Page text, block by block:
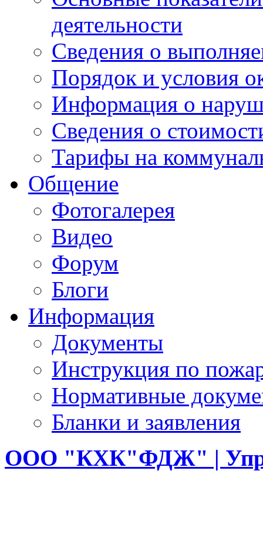
деятельности
Сведения о
Порядок и условия
Информация о
Сведения о
Тарифы на
Общение
Фотогалерея
Видео
Форум
Блоги
Информация
Документы
Инструкция по
Нормативные
Бланки и заявления
ООО "КХК"ФДЖ" |